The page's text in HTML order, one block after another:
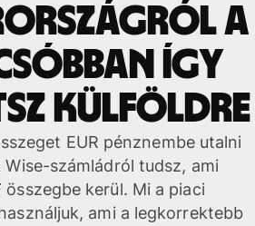
a
így
külföldre
EUR pénznembe utalni
Wise-számládról tudsz, ami
összegbe kerül. Mi a piaci
ami a legkorrektebb